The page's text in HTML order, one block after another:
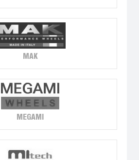
MAK
MEGAMI